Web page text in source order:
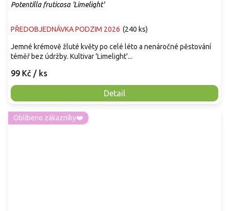
Potentilla fruticosa 'Limelight'
PŘEDOBJEDNÁVKA PODZIM 2026 (240 ks)
99 Kč / ks
Detail
Jemné krémově žluté květy po celé léto a nenáročné pěstování
téměř bez údržby. Kultivar 'Limelight'...
Oblíbeno zákazníky❤️